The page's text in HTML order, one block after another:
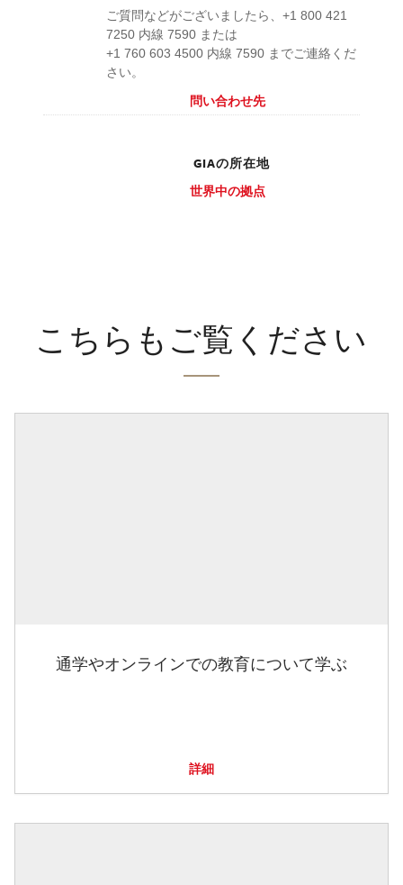
ご質問などがございましたら、+1 800 421
7250 内線 7590 または
+1 760 603 4500 内線 7590 までご連絡くだ
さい。
問い合わせ先
GIAの所在地
世界中の拠点
こちらもご覧ください
通学やオンラインでの教育について学ぶ
詳細